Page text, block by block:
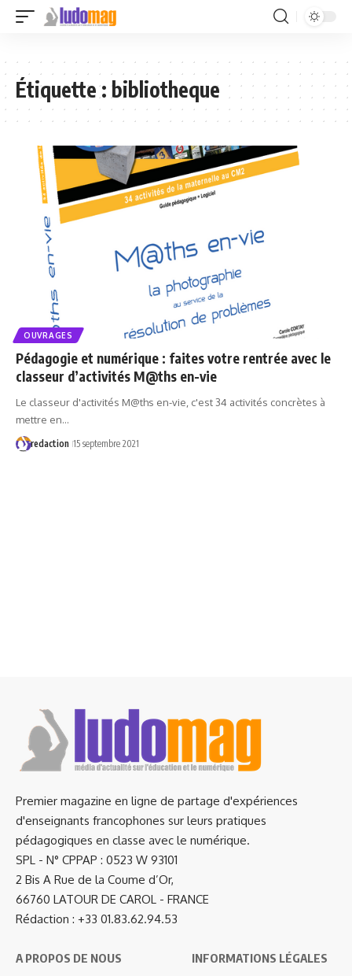
Étiquette :bibliotheque
OUVRAGES
Pédagogie et numérique : faites votre rentrée avec le
classeur d’activités M@ths en-vie
Le classeur d'activités M@ths en-vie, c'est 34 activités concrètes à
mettre en…
redaction 15 septembre 2021
Premier magazine en ligne de partage d'expériences
d'enseignants francophones sur leurs pratiques
pédagogiques en classe avec le numérique.
SPL - N° CPPAP : 0523 W 93101
2 Bis A Rue de la Coume d’Or,
66760 LATOUR DE CAROL - FRANCE
Rédaction : +33 01.83.62.94.53
A PROPOS DE NOUS INFORMATIONS LÉGALES